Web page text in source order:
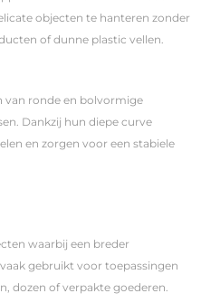
objecten te hanteren zonder
of dunne plastic vellen.
van ronde en bolvormige
Dankzij hun diepe curve
en zorgen voor een stabiele
waarbij een breder
gebruikt voor toepassingen
dozen of verpakte goederen.